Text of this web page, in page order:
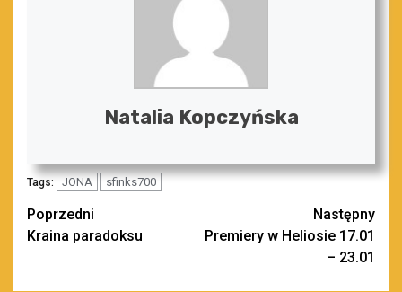
Natalia Kopczyńska
Tags: JONA sfinks700
Zobacz
wpisy
Poprzedni
Kraina paradoksu
Następny
Premiery w Heliosie 17.01
– 23.01